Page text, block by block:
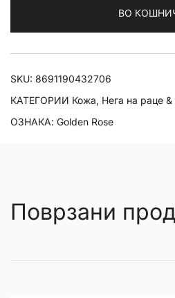
ВО
SKU: 8691190432706
КАТЕГОРИИ Кожа, Нега на раце &
ОЗНАКА: Golden Rose
Поврзани